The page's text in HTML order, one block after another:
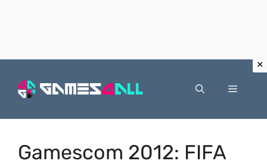
Menu
Gamescom 2012: FIFA